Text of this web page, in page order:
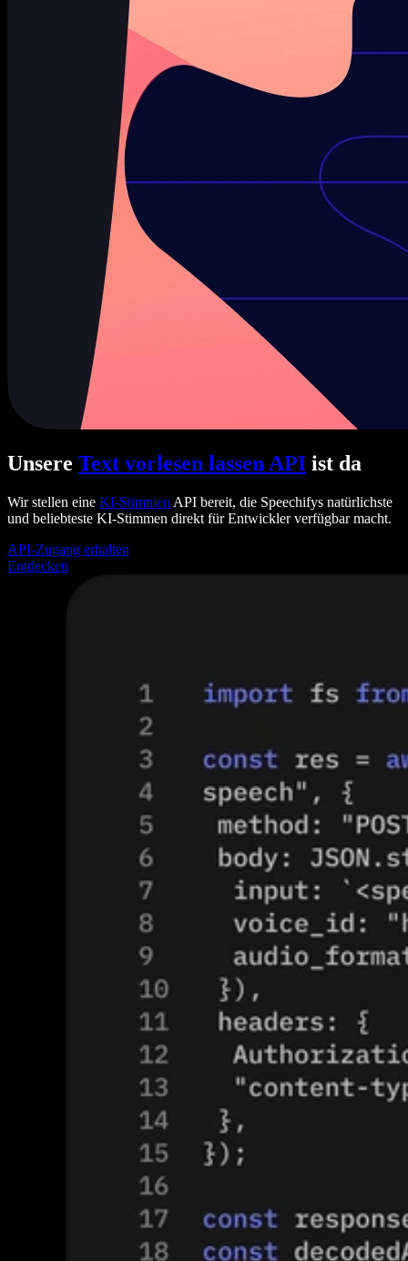
Unsere Text vorlesen lassen API ist da
Wir stellen eine KI-Stimmen API bereit, die Speechifys natürlichste
und beliebteste KI-Stimmen direkt für Entwickler verfügbar macht.
API-Zugang erhalten
Entdecken